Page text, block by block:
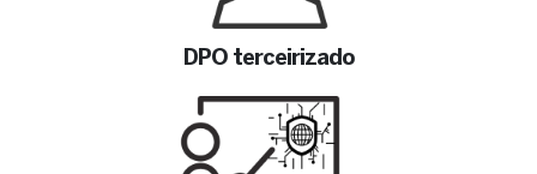
DPO terceirizado